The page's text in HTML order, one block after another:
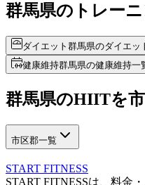
群馬県のトレー
ダイエット 群馬県のダイエッ
健康維持群馬県の健康維持一
群馬県のHIITを
市区郡一覧
START FITNESS
START FITNESSは、料金